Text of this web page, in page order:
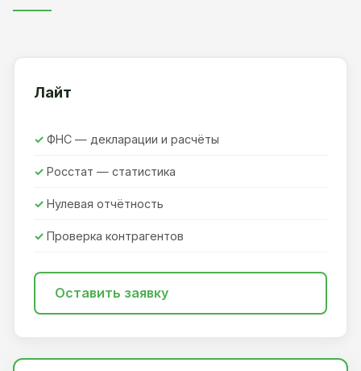
Лайт
ФНС — декларации и расчёты
Росстат — статистика
Нулевая отчётность
Проверка контрагентов
Оставить заявку